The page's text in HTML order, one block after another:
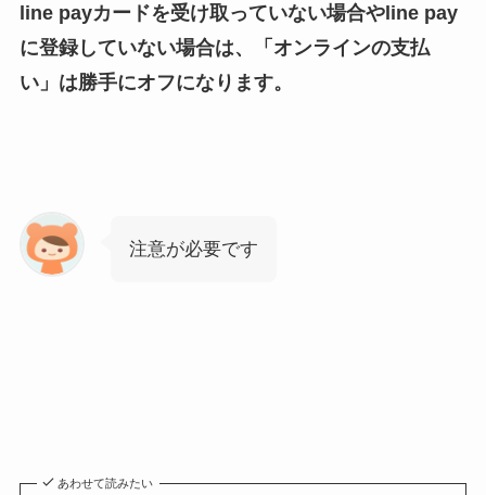
line payカードを受け取っていない場合やline pay
に登録していない場合は、「オンラインの支払
い」は勝手にオフになります。
注意が必要です
あわせて読みたい